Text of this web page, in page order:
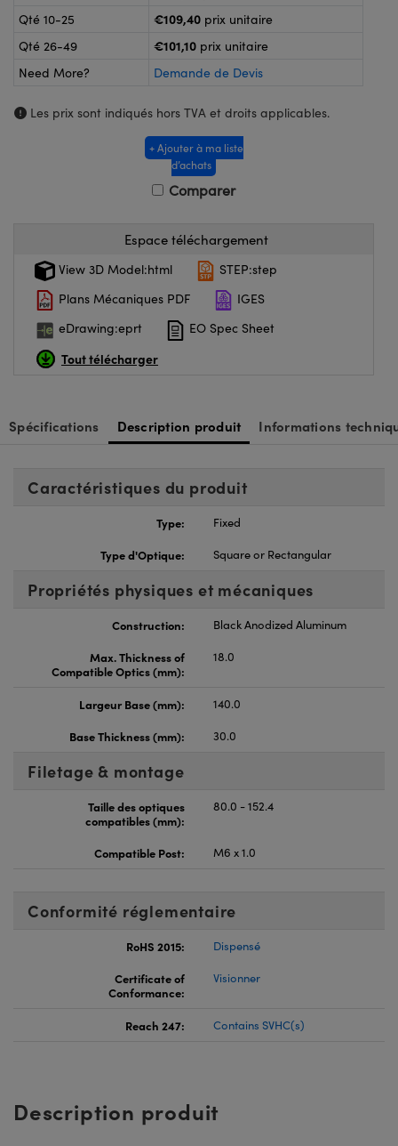
ou Coupleurs
Labs™
Optiques de SCHOTT
Qté 10-25
€109,40 prix unitaire
Qté 26-49
€101,10 prix unitaire
Need More?
Demande de Devis
Les prix sont indiqués hors TVA et droits applicables.
+ Ajouter à ma liste
d’achats
Comparer
Espace téléchargement
View 3D Model:html
STEP:step
Plans Mécaniques PDF
IGES
eDrawing:eprt
EO Spec Sheet
Tout télécharger
Spécifications Description produit Informations
Caractéristiques du produit
Type:
Fixed
Type d'Optique:
Square or Rectangular
Propriétés physiques et mécaniques
Construction:
Black Anodized Aluminum
Max. Thickness of
Compatible Optics (mm):
18.0
Largeur Base (mm):
140.0
Base Thickness (mm):
30.0
Filetage & montage
Taille des optiques
compatibles (mm):
80.0 - 152.4
Compatible Post: M6 x 1.0
Conformité réglementaire
RoHS 2015:
Dispensé
Certificate of
Conformance:
Visionner
Reach 247: Contains SVHC(s)
Description produit